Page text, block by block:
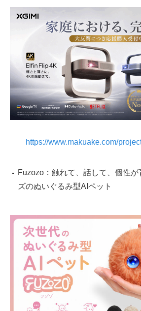
https://www.makuake.com/
Fuzozo：触れて、話して、個性が
ズのぬいぐるみ型AIペット